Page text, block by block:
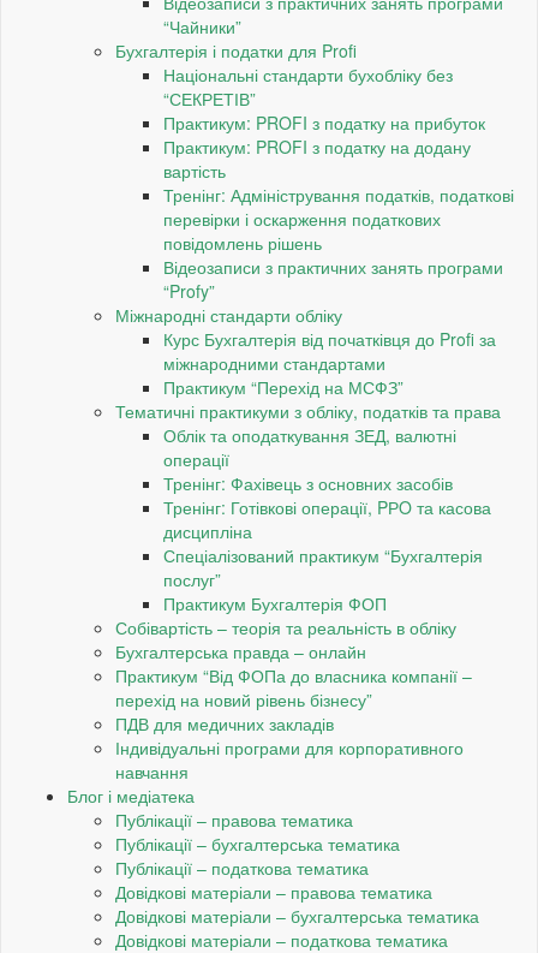
“Чайники”
Бухгалтерія і податки для Profi
Національні стандарти бухобліку без
“СЕКРЕТІВ”
Практикум: PROFI з податку на прибуток
Практикум: PROFI з податку на додану
вартість
Тренінг: Адміністрування податків, податкові
перевірки і оскарження податкових
повідомлень рішень
Відеозаписи з практичних занять програми
“Profy”
Міжнародні стандарти обліку
Курс Бухгалтерія від початківця до Profi за
міжнародними стандартами
Практикум “Перехід на МСФЗ”
Тематичні практикуми з обліку, податків та права
Облік та оподаткування ЗЕД, валютні
операції
Тренінг: Фахівець з основних засобів
Тренінг: Готівкові операції, PРO та касова
дисципліна
Спеціалізований практикум “Бухгалтерія
послуг”
Практикум Бухгалтерія ФОП
Собівартість – теорія та реальність в обліку
Бухгалтерська правда – онлайн
Практикум “Від ФОПа до власника компанії –
перехід на новий рівень бізнесу”
ПДВ для медичних закладів
Індивідуальні програми для корпоративного
навчання
Блог і медіатека
Публікації – правова тематика
Публікації – бухгалтерська тематика
Публікації – податкова тематика
Довідкові матеріали – правова тематика
Довідкові матеріали – бухгалтерська тематика
Довідкові матеріали – податкова тематика